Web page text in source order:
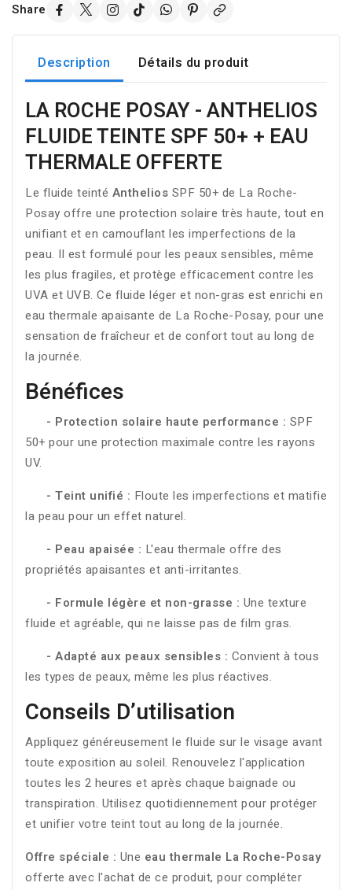
Share
Description Détails du produit
LA ROCHE POSAY - ANTHELIOS
FLUIDE TEINTE SPF 50+ + EAU
THERMALE OFFERTE
Le fluide teinté Anthelios SPF 50+ de La Roche-
Posay offre une protection solaire très haute, tout en
unifiant et en camouflant les imperfections de la
peau. Il est formulé pour les peaux sensibles, même
les plus fragiles, et protège efficacement contre les
UVA et UVB. Ce fluide léger et non-gras est enrichi en
eau thermale apaisante de La Roche-Posay, pour une
sensation de fraîcheur et de confort tout au long de
la journée.
Bénéfices
- Protection solaire haute performance : SPF
50+ pour une protection maximale contre les rayons
UV.
- Teint unifié : Floute les imperfections et matifie
la peau pour un effet naturel.
- Peau apaisée : L'eau thermale offre des
propriétés apaisantes et anti-irritantes.
- Formule légère et non-grasse : Une texture
fluide et agréable, qui ne laisse pas de film gras.
- Adapté aux peaux sensibles : Convient à tous
les types de peaux, même les plus réactives.
Conseils D’utilisation
Appliquez généreusement le fluide sur le visage avant
toute exposition au soleil. Renouvelez l'application
toutes les 2 heures et après chaque baignade ou
transpiration. Utilisez quotidiennement pour protéger
et unifier votre teint tout au long de la journée.
Offre spéciale : Une eau thermale La Roche-Posay
offerte avec l'achat de ce produit, pour compléter